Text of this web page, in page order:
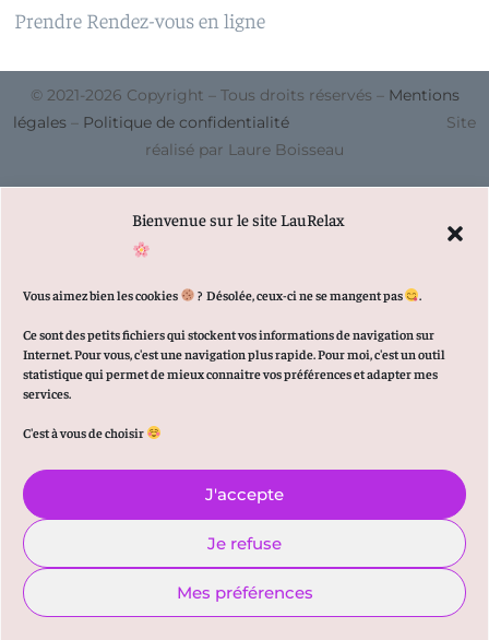
Bienvenue sur le site LauRelax
Vous aimez bien les cookies ? Désolée, ceux-ci ne se mangent pas .
Ce sont des petits fichiers qui stockent vos informations de navigation sur
Internet. Pour vous, c'est une navigation plus rapide. Pour moi, c'est un outil
statistique qui permet de mieux connaitre vos préférences et adapter mes
services.
C'est à vous de choisir
J'accepte
Je refuse
Mes préférences
Prendre Rendez-vous en ligne
© 2021-2026 Copyright – Tous droits réservés – Mentions
légales – Politique de confidentialité Site
réalisé par Laure Boisseau